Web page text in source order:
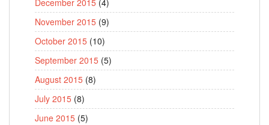
November 2015 (9)
October 2015 (10)
September 2015 (5)
August 2015 (8)
July 2015 (8)
June 2015 (5)